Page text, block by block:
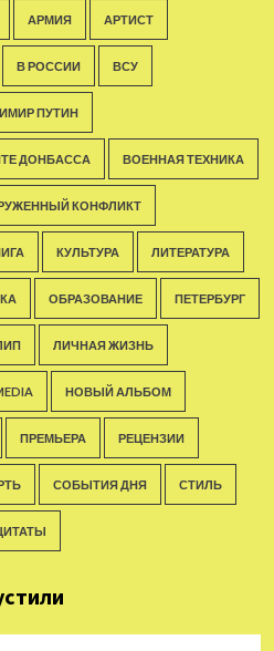
АРМИЯ АРТИСТ
В РОССИИ ВСУ
ПУТИН
ДОНБАССА ВОЕННАЯ ТЕХНИКА
КОНФЛИКТ
КУЛЬТУРА ЛИТЕРАТУРА
ОБРАЗОВАНИЕ ПЕТЕРБУРГ
ЛИЧНАЯ ЖИЗНЬ
НОВЫЙ АЛЬБОМ
ПРЕМЬЕРА РЕЦЕНЗИИ
СОБЫТИЯ ДНЯ СТИЛЬ